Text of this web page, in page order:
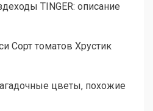
TINGER: описание
Сорт томатов Хрустик
цветы, похожие